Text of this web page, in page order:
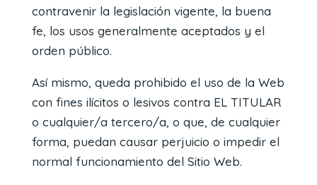
contravenir la legislación vigente, la buena
fe, los usos generalmente aceptados y el
orden público.
Así mismo, queda prohibido el uso de la Web
con fines ilícitos o lesivos contra EL TITULAR
o cualquier/a tercero/a, o que, de cualquier
forma, puedan causar perjuicio o impedir el
normal funcionamiento del Sitio Web.